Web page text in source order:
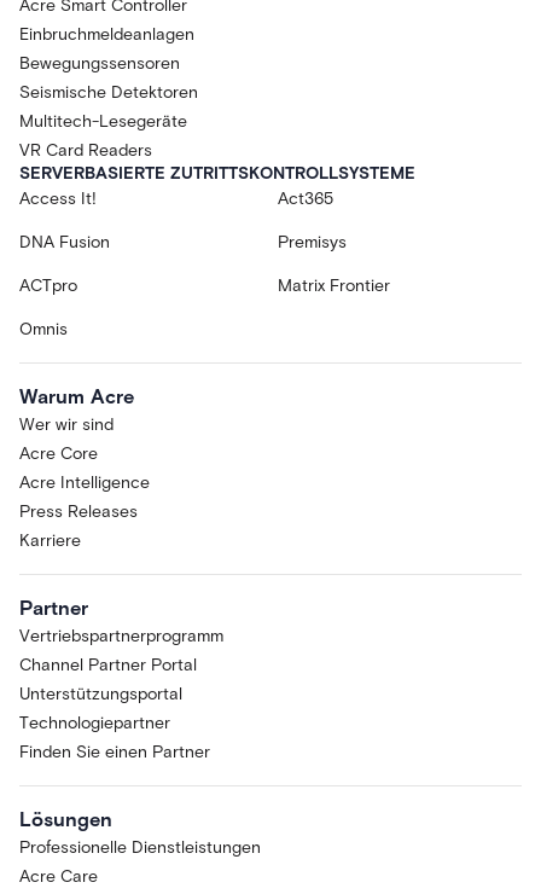
Acre Smart Controller
Einbruchmeldeanlagen
Bewegungssensoren
Seismische Detektoren
Multitech-Lesegeräte
VR Card Readers
SERVERBASIERTE ZUTRITTSKONTROLLSYSTEME
Access It!
Act365
DNA Fusion Premisys
ACTpro Matrix Frontier
Omnis
Warum Acre
Wer wir sind
Acre Core
Acre Intelligence
Press Releases
Karriere
Partner
Vertriebspartnerprogramm
Channel Partner Portal
Unterstützungsportal
Technologiepartner
Finden Sie einen Partner
Lösungen
Professionelle Dienstleistungen
Acre Care